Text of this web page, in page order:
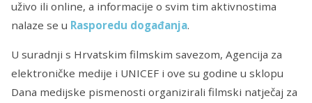
uživo ili online, a informacije o svim tim aktivnostima
nalaze se u Rasporedu događanja.
U suradnji s Hrvatskim filmskim savezom, Agencija za
elektroničke medije i UNICEF i ove su godine u sklopu
Dana medijske pismenosti organizirali filmski natječaj za